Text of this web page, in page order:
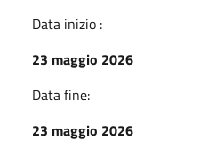
Data inizio :
23 maggio 2026
Data fine:
23 maggio 2026